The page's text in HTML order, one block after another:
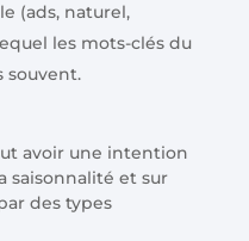
(ads, naturel,
les mots-clés du
souvent.
avoir une intention
saisonnalité et sur
des types